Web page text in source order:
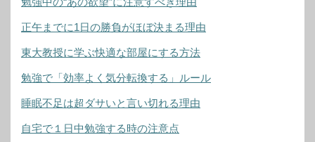
正午までに1日の勝負がほぼ決まる理由
東大教授に学ぶ快適な部屋にする方法
勉強で「効率よく気分転換する」ルール
睡眠不足は超ダサいと言い切れる理由
自宅で１日中勉強する時の注意点